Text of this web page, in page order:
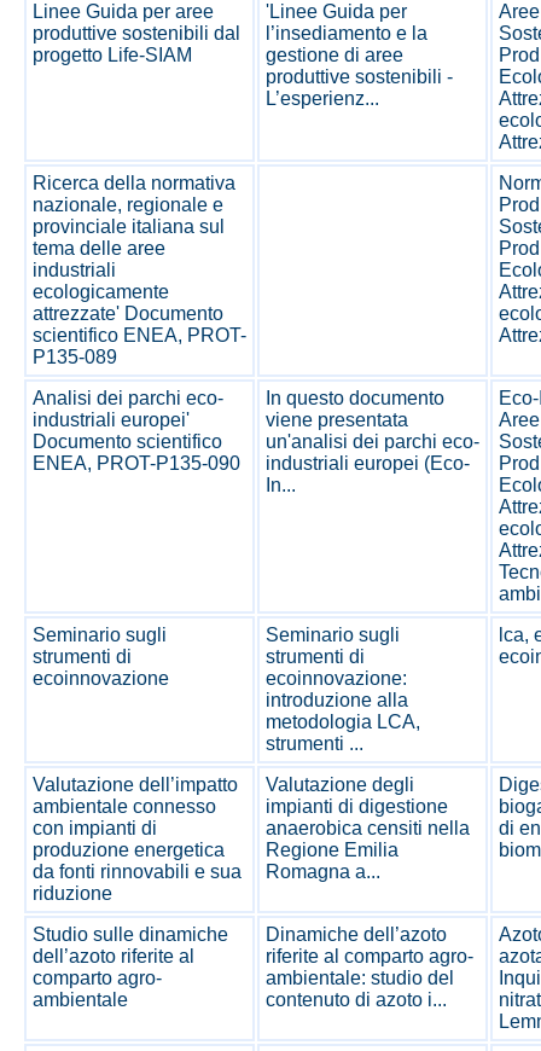
Linee Guida per aree
produttive sostenibili dal
progetto Life-SIAM
'Linee Guida per
l’insediamento e la
gestione di aree
produttive sostenibili -
L’esperienz...
Ricerca della normativa
nazionale, regionale e
provinciale italiana sul
tema delle aree
industriali
ecologicamente
attrezzate' Documento
scientifico ENEA, PROT-
P135-089
Analisi dei parchi eco-
industriali europei'
Documento scientifico
ENEA, PROT-P135-090
In questo documento
viene presentata
un'analisi dei parchi eco-
industriali europei (Eco-
In...
Seminario sugli
strumenti di
ecoinnovazione
Seminario sugli
strumenti di
ecoinnovazione:
introduzione alla
metodologia LCA,
strumenti ...
lca,
Valutazione dell’impatto
ambientale connesso
con impianti di
produzione energetica
da fonti rinnovabili e sua
riduzione
Valutazione degli
impianti di digestione
anaerobica censiti nella
Regione Emilia
Romagna a...
di
Studio sulle dinamiche
dell’azoto riferite al
comparto agro-
ambientale
Dinamiche dell’azoto
riferite al comparto agro-
ambientale: studio del
contenuto di azoto i...